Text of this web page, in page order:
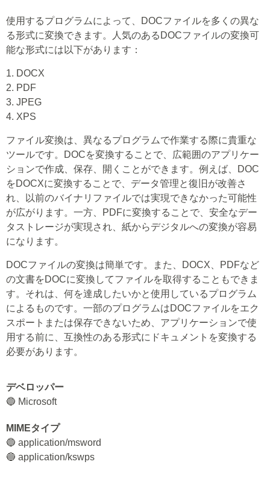
使用するプログラムによって、DOCファイルを多くの異な
る形式に変換できます。人気のあるDOCファイルの変換可
能な形式には以下があります：
1. DOCX
2. PDF
3. JPEG
4. XPS
ファイル変換は、異なるプログラムで作業する際に貴重な
ツールです。DOCを変換することで、広範囲のアプリケー
ションで作成、保存、開くことができます。例えば、DOC
をDOCXに変換することで、データ管理と復旧が改善さ
れ、以前のバイナリファイルでは実現できなかった可能性
が広がります。一方、PDFに変換することで、安全なデー
タストレージが実現され、紙からデジタルへの変換が容易
になります。
DOCファイルの変換は簡単です。また、DOCX、PDFなど
の文書をDOCに変換してファイルを取得することもできま
す。それは、何を達成したいかと使用しているプログラム
によるものです。一部のプログラムはDOCファイルをエク
スポートまたは保存できないため、アプリケーションで使
用する前に、互換性のある形式にドキュメントを変換する
必要があります。
デベロッパー
🔵 Microsoft
MIMEタイプ
🔵 application/msword
🔵 application/kswps